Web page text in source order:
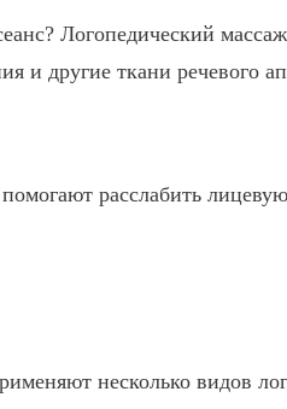
Логопедический
и другие ткани речевого
расслабить
несколько видов